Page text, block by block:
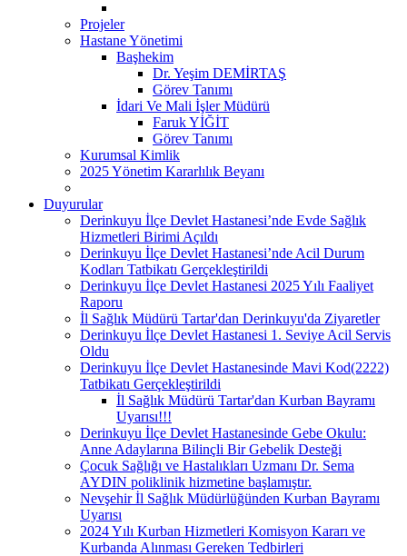
Projeler
Hastane Yönetimi
Başhekim
Dr. Yeşim DEMİRTAŞ
Görev Tanımı
İdari Ve Mali İşler Müdürü
Faruk YİĞİT
Görev Tanımı
Kurumsal Kimlik
2025 Yönetim Kararlılık Beyanı
Duyurular
Derinkuyu İlçe Devlet Hastanesi’nde Evde Sağlık
Hizmetleri Birimi Açıldı
Derinkuyu İlçe Devlet Hastanesi’nde Acil Durum
Kodları Tatbikatı Gerçekleştirildi
Derinkuyu İlçe Devlet Hastanesi 2025 Yılı Faaliyet
Raporu
İl Sağlık Müdürü Tartar'dan Derinkuyu'da Ziyaretler
Derinkuyu İlçe Devlet Hastanesi 1. Seviye Acil Servis
Oldu
Derinkuyu İlçe Devlet Hastanesinde Mavi Kod(2222)
Tatbikatı Gerçekleştirildi
İl Sağlık Müdürü Tartar'dan Kurban Bayramı
Uyarısı!!!
Derinkuyu İlçe Devlet Hastanesinde Gebe Okulu:
Anne Adaylarına Bilinçli Bir Gebelik Desteği
Çocuk Sağlığı ve Hastalıkları Uzmanı Dr. Sema
AYDIN poliklinik hizmetine başlamıştır.
Nevşehir İl Sağlık Müdürlüğünden Kurban Bayramı
Uyarısı
2024 Yılı Kurban Hizmetleri Komisyon Kararı ve
Kurbanda Alınması Gereken Tedbirleri